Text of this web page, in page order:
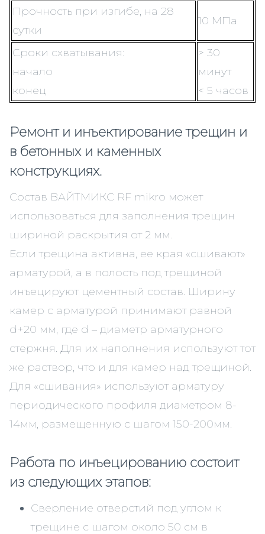
Прочность при изгибе, на 28
сутки
10 МПа
Сроки схватывания:
начало
конец
> 30
минут
< 5 часов
Ремонт и инъектирование трещин и
в бетонных и каменных
конструкциях.
Состав ВАЙТМИКС RF mikro может
использоваться для заполнения трещин
шириной раскрытия от 2 мм.
Если трещина активна, ее края «сшивают»
арматурой, а в полость под трещиной
инъецируют цементный состав. Ширину
камер с арматурой принимают равной
d+20 мм, где d – диаметр арматурного
стержня. Для их наполнения используют тот
же раствор, что и для камер над трещиной.
Для «сшивания» используют арматуру
периодического профиля диаметром 8-
14мм, размещенную с шагом 150-200мм.
Работа по инъецированию состоит
из следующих этапов:
Cверление отверстий под углом к
трещине с шагом около 50 см в